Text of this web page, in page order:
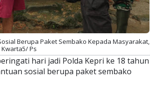
Berupa Paket Sembako Kepada Masyarakat,
Kwarta5/ Ps
hari jadi Polda Kepri ke 18 tahun
sosial berupa paket sembako